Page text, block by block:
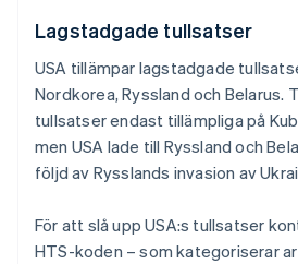
Lagstadgade tullsatser
USA tillämpar lagstadgade
Nordkorea, Ryssland och Belarus.
tullsatser endast tillämpliga på
men USA lade till Ryssland och
följd av Rysslands invasion av
För att slå upp USA:s tullsatser
HTS-koden – som kategoriserar